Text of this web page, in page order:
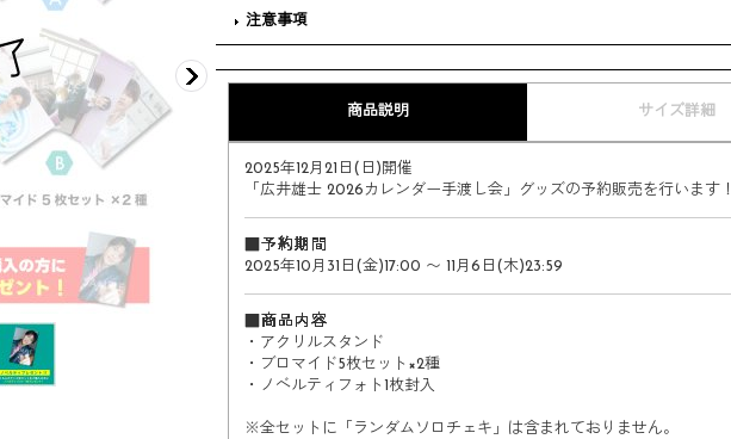
注意事項
商品説明 サイズ詳細
2025年12月21日(日)開催​​​​
「広井雄士 2026カレンダー手渡し会」グッズの予約販売を行います！​​
■予約期間
2025年10月31日(金)17:00 〜 11月6日(木)23:59
■商品内容
・アクリルスタンド
・ブロマイド5枚セット×2種
・ノベルティフォト1枚封入
※全セットに「ランダムソロチェキ」は含まれておりません。